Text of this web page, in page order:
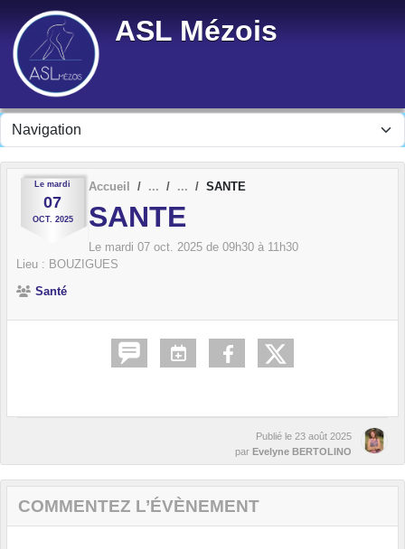
ASL Mézois
Le mardi
07
OCT. 2025
Accueil SANTE
SANTE
Le mardi 07 oct. 2025 de 09h30 à 11h30
Lieu : BOUZIGUES
Santé
Publié le 23 août 2025
par Evelyne BERTOLINO
COMMENTEZ L’ÉVÈNEMENT
Panneau de gestion des cookies